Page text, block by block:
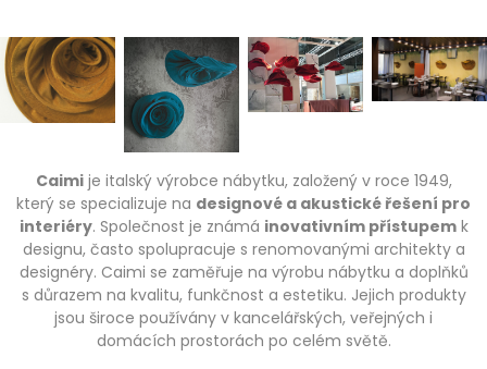
Caimije italský výrobce nábytku, založený v roce 1949,
který se specializuje na designové a akustické řešení pro
interiéry. Společnost je známá inovativním přístupemk
designu, často spolupracuje s renomovanými architekty a
designéry. Caimi se zaměřuje na výrobu nábytku a doplňků
s důrazem na kvalitu, funkčnost a estetiku. Jejich produkty
jsou široce používány v kancelářských, veřejných i
domácích prostorách po celém světě.